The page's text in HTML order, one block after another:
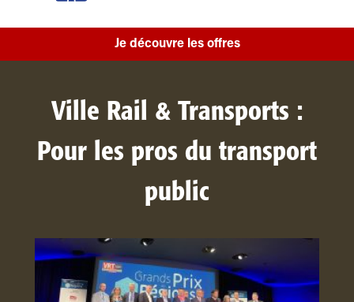
Je découvre les offres
Ville Rail & Transports :
Pour les pros du transport
public